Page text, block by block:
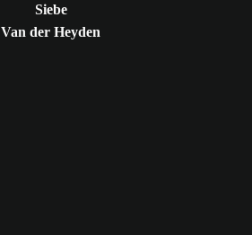
Siebe
Van der Heyden